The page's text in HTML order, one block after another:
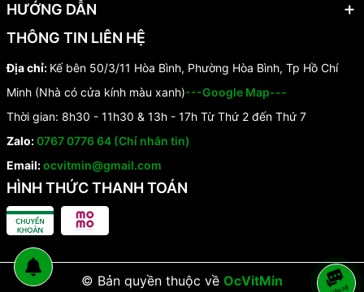
HƯỚNG DẪN
THÔNG TIN LIÊN HỆ
Địa chỉ: Kế bên 50/3/11 Hòa Bình, Phường Hòa Bình, Tp Hồ Chí
Minh (Nhà có cửa kính màu xanh)---Google Map---
Thời gian: 8h30 - 11h30 & 13h - 17h Từ Thứ 2 đến Thứ 7
Zalo:0767 0776 64 (Chỉ nhắn tin)
Email:ocvitmin@gmail.com
HÌNH THỨC THANH TOÁN
© Bản quyền thuộc về OcVitMin